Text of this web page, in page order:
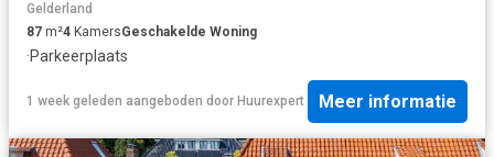
Gelderland
87 m²4 KamersGeschakelde Woning
·Parkeerplaats
1 week geleden aangeboden door Huurexpert Meer informatie